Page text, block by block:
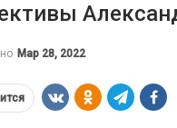
Мар 28, 2022